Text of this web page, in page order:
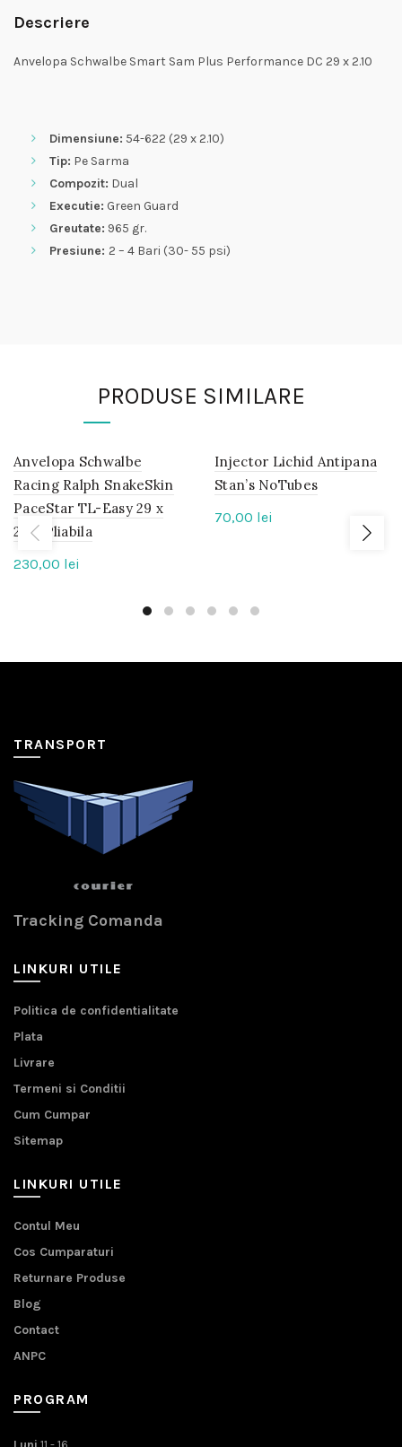
Descriere
Anvelopa Schwalbe Smart Sam Plus Performance DC 29 x 2.10
Dimensiune: 54-622 (29 x 2.10)
Tip: Pe Sarma
Compozit: Dual
Executie: Green Guard
Greutate: 965 gr.
Presiune: 2 – 4 Bari (30- 55 psi)
PRODUSE SIMILARE
IN
STOC
Anvelopa Schwalbe
Racing Ralph SnakeSkin
PaceStar TL-Easy 29 x
2.35 Pliabila
230,00 lei
IN
STOC
Injector Lichid Antipana
Stan’s NoTubes
70,00 lei
TRANSPORT
Tracking Comanda
LINKURI UTILE
Politica de confidentialitate
Plata
Livrare
Termeni si Conditii
Cum Cumpar
Sitemap
LINKURI UTILE
Contul Meu
Cos Cumparaturi
Returnare Produse
Blog
Contact
ANPC
PROGRAM